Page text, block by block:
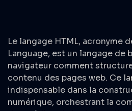
Le langage HTML, acronyme
Language, est un langage de
navigateur comment
contenu des pages web. Ce
indispensable dans la
numérique, orchestrant la